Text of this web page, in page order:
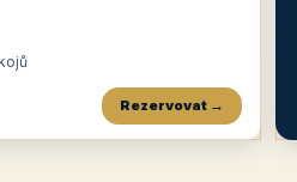
Rezervovat →